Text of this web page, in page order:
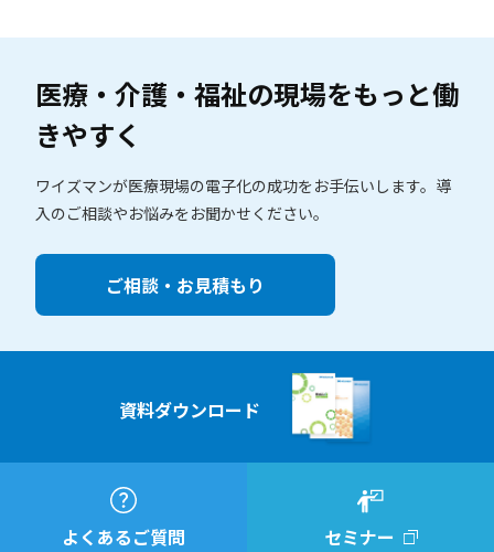
医療・介護・福祉の現場をもっと働
きやすく
ワイズマンが医療現場の電子化の成功をお手伝いします。 導
入のご相談やお悩みをお聞かせください。
ご相談・お見積もり
資料ダウンロード
よくあるご質問 セミナー